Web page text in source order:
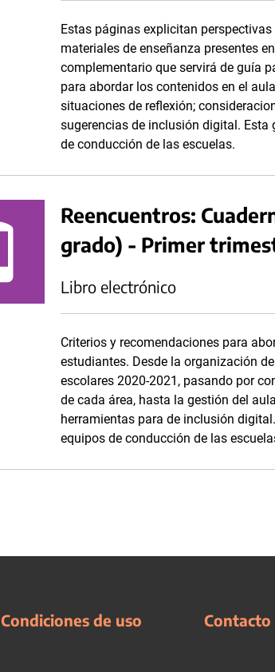
Estas páginas explicitan
materiales de enseñanza presentes
complementario que servirá de guía
para abordar los contenidos en el
situaciones de reflexión;
sugerencias de inclusión digital.
de conducción de las escuelas.
Reencuentros:
grado) - Primer
Libro electrónico
Criterios y recomendaciones para
estudiantes. Desde la organización
escolares 2020-2021, pasando por
de cada área, hasta la gestión del
herramientas para de inclusión
equipos de conducción de las
Condiciones de uso Contacto